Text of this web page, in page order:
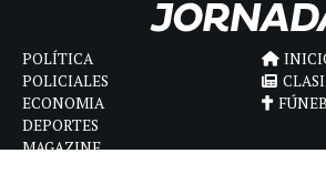
POLÍTICA
POLICIALES
ECONOMIA
DEPORTES
MAGAZINE